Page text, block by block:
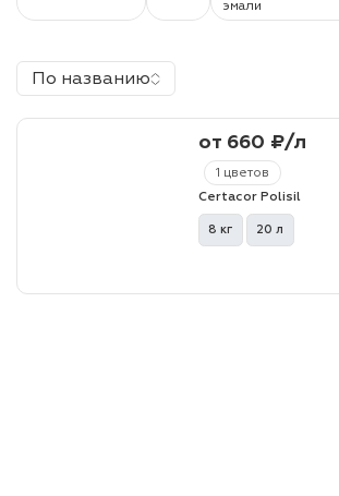
бетону,
и эмали
эмали
По названию
1 цветов
от 660 ₽/л
Certacor Polisil
8 кг 20 л